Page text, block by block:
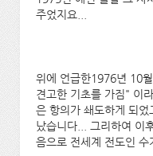
주었지요...
위에 언급한1976년 10
견고한 기초를 가짐" 이
은 항의가 쇄도하게 되
났습니다... 그리하여 이
음으로 전세계 전도인 수